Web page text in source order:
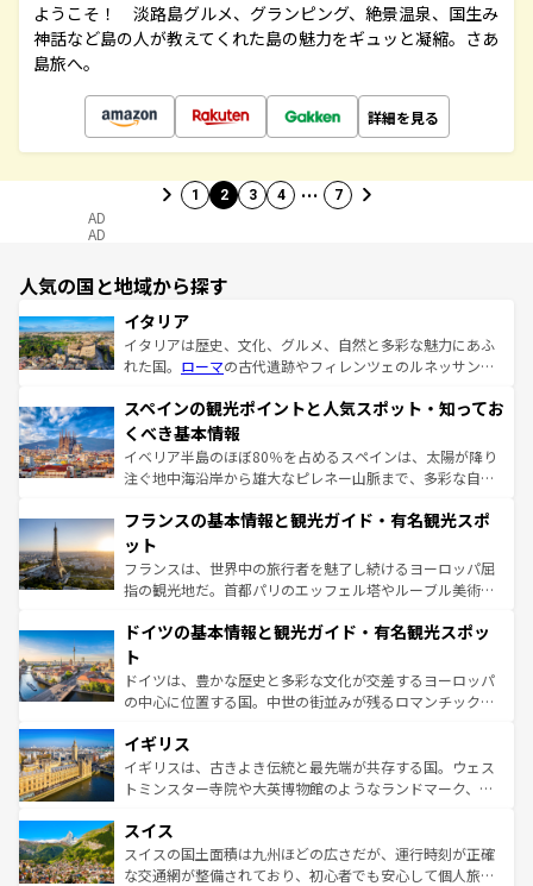
ようこそ！ 淡路島グルメ、グランピング、絶景温泉、国生み
神話など島の人が教えてくれた島の魅力をギュッと凝縮。さあ
島旅へ。
詳細を見る
1 2 3 4 … 7
AD
AD
人気の国と地域から探す
イタリア
イタリアは歴史、文化、グルメ、自然と多彩な魅力にあふ
れた国。 ローマの古代遺跡やフィレンツェのルネッサンス
ろん、トスカーナの美しい田園風景やアマルフィ海岸の絶
景など、自然景観も見逃せない。観光の合間には、本場の
ピザやパスタなど、絶品のイタリア料理を堪能することも
できる。朝目覚めてから夜眠るまで、すべての瞬間を楽し
なお、新着のイタリア情報はコンテンツ一覧を参照してほ
しい。
スペインの観光ポイントと人気スポット・知ってお
くべき基本情報
イベリア半島のほぼ80％を占めるスペインは、太陽が降り
注ぐ地中海沿岸から雄大なピレネー山脈まで、多彩な自然
文化が根付くこの国では、情熱的なフラメンコ、熱気あふ
れる闘牛、そして美味しいタパスが生活の一部となってい
る。首都マドリードの洗練された雰囲気や、バルセロナの
アートに溢れた街角から、地方では古代ローマ遺跡や中世
せる。地方によって風土や気候が異なるスペインはその個
ンテンツ一覧 を参照してほしい。
フランスの基本情報と観光ガイド・有名観光スポ
ット
フランスは、世界中の旅行者を魅了し続けるヨーロッパ屈
指の観光地だ。首都パリのエッフェル塔やルーブル美術館
で、幅広い魅力が詰まっている。華麗な宮殿、歴史的な大
聖堂、美しいビーチ、そして豊かな自然が、訪れる者を心
から魅了する。また、フランスは美食の国としても知ら
れ、フランス料理はユネスコ無形文化遺産にも登録されて
香り高いラベンダー畑など、多彩な楽しみ方が可能だ。さ
らに、パリ以外の地域にも魅力が溢れており、どの街角に
も豊かな歴史と文化が息づいている。パリ以外の個性あふ
を参照してほしい。
ドイツの基本情報と観光ガイド・有名観光スポッ
ト
ドイツは、豊かな歴史と多彩な文化が交差するヨーロッパ
の中心に位置する国。中世の街並みが残るロマンチック街
顔を持つこの国は、どこを歩いても飽きることがない。ベ
ルリンの文化的活気、バイエルン州のアルプスの絶景、そ
してライン川沿いのワイン畑といった風景は必見。ビール
は、お酒好きな人にはぜひ体験してほしい。 なお、新着の
ドイツ情報はコンテンツ一覧を参照してほしい。
イギリス
イギリスは、古きよき伝統と最先端が共存する国。ウェス
トミンスター寺院や大英博物館のようなランドマーク、歴
リアごとに異なる魅力がある。また、優雅なアフタヌーン
ティー、ビール好きにはたまらない英国パブ、サッカー観
戦など、本場だからこそできる体験も豊富。イギリスを旅
スイス
スイスの国土面積は九州ほどの広さだが、運行時刻が正確
な交通網が整備されており、初心者でも安心して個人旅行